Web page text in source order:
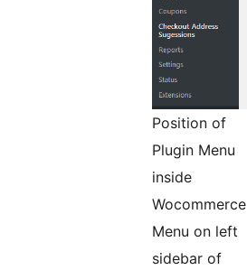
Position of
Plugin Menu
inside
Wocommerce
Menu on left
sidebar of